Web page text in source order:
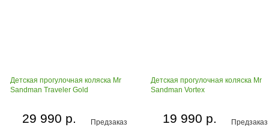
Детская прогулочная коляска Mr
Sandman Traveler Gold
Предзаказ
29 990 р.
Детская прогулочная коляска Mr
Sandman Vortex
Предзаказ
19 990 р.